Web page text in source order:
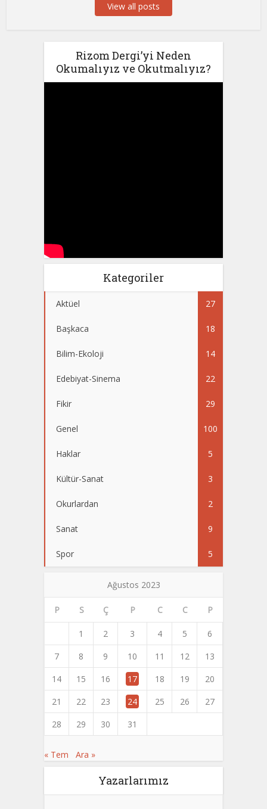
View all posts
Rizom Dergi’yi Neden
Okumalıyız ve Okutmalıyız?
Kategoriler
Aktüel 27
Başkaca 18
Bilim-Ekoloji 14
Edebiyat-Sinema 22
Fikir 29
Genel 100
Haklar 5
Kültür-Sanat 3
Okurlardan 2
Sanat 9
Spor 5
Ağustos 2023
P S Ç P C C P
1 2 3 4 5
6
7
8 9 10 11 12
13
14
15 16 17 18 19
20
21
22 23 24 25 26
27
28
29 30 31
« Tem Ara »
Yazarlarımız